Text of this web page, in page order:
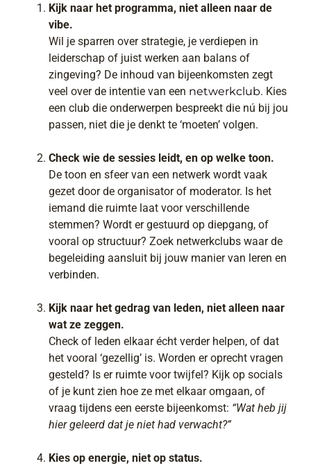
Kijk naar het programma, niet alleen naar de
vibe.
Wil je sparren over strategie, je verdiepen in
leiderschap of juist werken aan balans of
zingeving? De inhoud van bijeenkomsten zegt
veel over de intentie van een netwerkclub. Kies
een club die onderwerpen bespreekt die nú bij jou
passen, niet die je denkt te ‘moeten’ volgen.
Check wie de sessies leidt, en op welke toon.
De toon en sfeer van een netwerk wordt vaak
gezet door de organisator of moderator. Is het
iemand die ruimte laat voor verschillende
stemmen? Wordt er gestuurd op diepgang, of
vooral op structuur? Zoek netwerkclubs waar de
begeleiding aansluit bij jouw manier van leren en
verbinden.
Kijk naar het gedrag van leden, niet alleen naar
wat ze zeggen.
Check of leden elkaar écht verder helpen, of dat
het vooral ‘gezellig’ is. Worden er oprecht vragen
gesteld? Is er ruimte voor twijfel? Kijk op socials
of je kunt zien hoe ze met elkaar omgaan, of
vraag tijdens een eerste bijeenkomst: “Wat heb jij
hier geleerd dat je niet had verwacht?”
Kies op energie, niet op status.